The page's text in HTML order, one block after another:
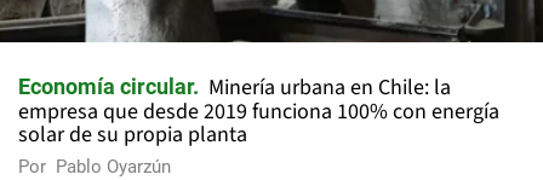
Economía circular
Minería urbana en Chile: la
empresa que desde 2019 funciona 100% con energía
solar de su propia planta
Por Pablo Oyarzún